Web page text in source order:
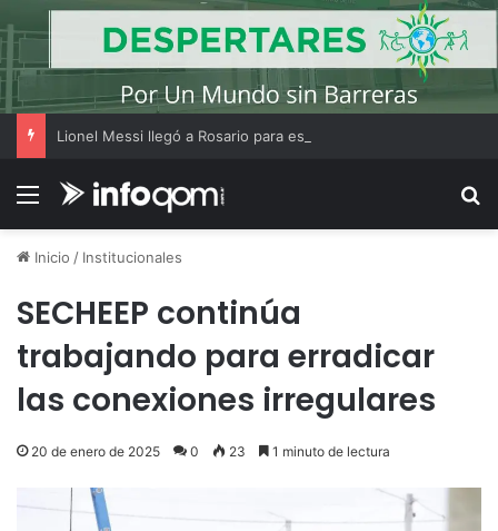
Menú
Inicio / Institucionales
SECHEEP continúa
trabajando para erradicar
las conexiones irregulares
20 de enero de 2025 0 23 1 minuto de lectura